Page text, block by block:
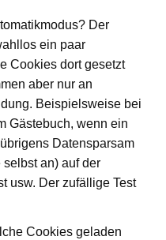
Der
ein paar
Cookies dort gesetzt
aber nur an
Beispielsweise bei
Gästebuch, wenn ein
Datensparsam
an) auf der
usw. Der zufällige Test
Cookies geladen